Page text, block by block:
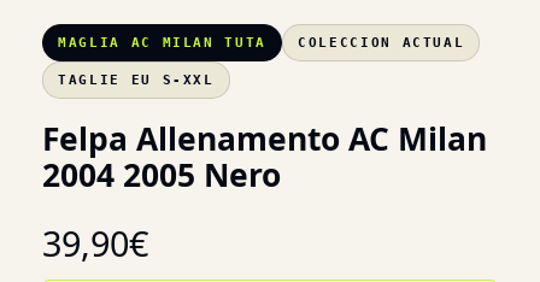
MAGLIA AC MILAN TUTA COLECCION ACTUAL
TAGLIE EU S-XXL
Felpa Allenamento AC Milan
2004 2005 Nero
39,90€